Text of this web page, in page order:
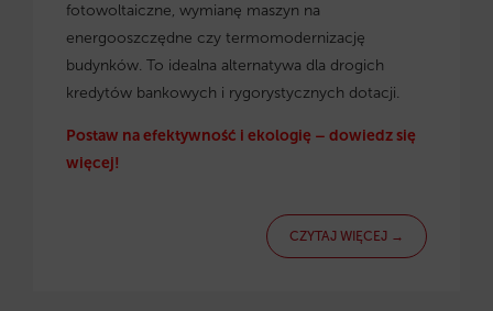
fotowoltaiczne, wymianę maszyn na
energooszczędne czy termomodernizację
budynków. To idealna alternatywa dla drogich
kredytów bankowych i rygorystycznych dotacji.
Postaw na efektywność i ekologię – dowiedz się
więcej!
CZYTAJ WIĘCEJ →